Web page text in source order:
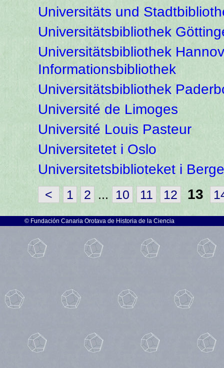
Universitäts und
Universitätsbibliothek
Universitätsbibliothek
Informationsbibliothek
Universitätsbibliothek
Université de Limoges
Université Louis Pasteur
Universitetet i Oslo
Universitetsbiblioteket i
< 1 2 ... 10 11 12 13
© Fundación Canaria Orotava de Historia de la Ciencia